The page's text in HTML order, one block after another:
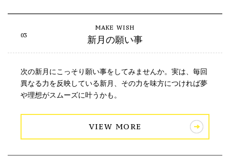
新月の願い事
次の新月にこっそり願い事をしてみませんか。実は、毎回
異なる力を反映している新月、その力を味方につければ夢
や理想がスムーズに叶うかも。
VIEW MORE